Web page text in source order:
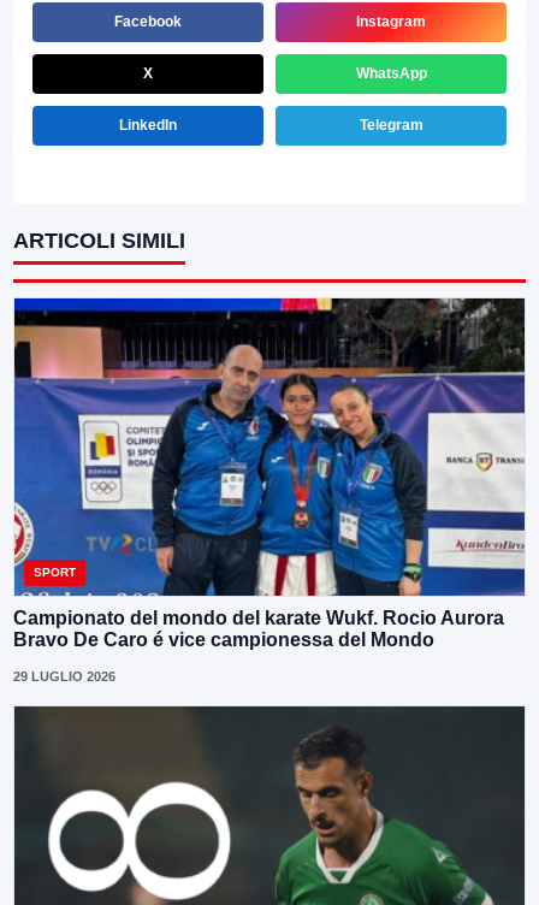
Facebook Instagram
X WhatsApp
LinkedIn Telegram
ARTICOLI SIMILI
SPORT
Campionato del mondo del karate Wukf. Rocio Aurora
Bravo De Caro é vice campionessa del Mondo
29 LUGLIO 2026